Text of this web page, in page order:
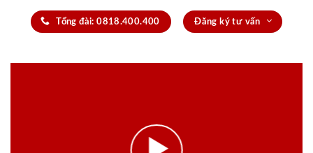
Tổng đài: 0818.400.400 Đăng ký tư vấn